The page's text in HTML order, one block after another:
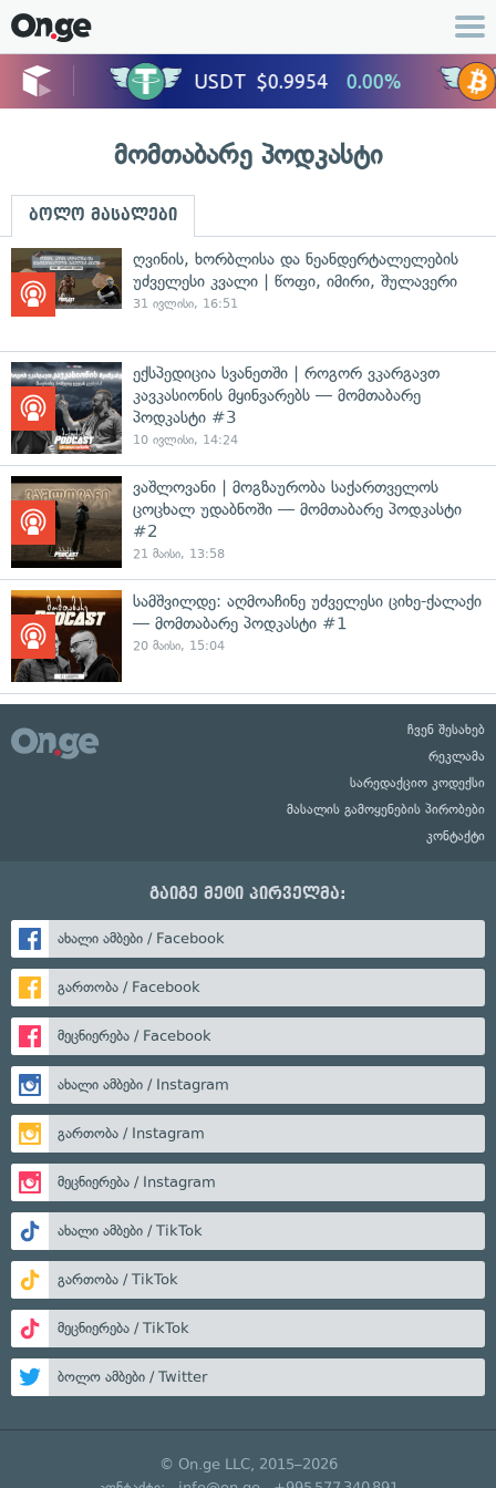
მომთაბარე პოდკასტი
ბოლო მასალები
ღვინის, ხორბლისა და ნეანდერტალელების
უძველესი კვალი | წოფი, იმირი, შულავერი
31 ივლისი, 16:51
ექსპედიცია სვანეთში | როგორ ვკარგავთ
კავკასიონის მყინვარებს — მომთაბარე
პოდკასტი #3
10 ივლისი, 14:24
ვაშლოვანი | მოგზაურობა საქართველოს
ცოცხალ უდაბნოში — მომთაბარე პოდკასტი
#2
21 მაისი, 13:58
სამშვილდე: აღმოაჩინე უძველესი ციხე-ქალაქი
— მომთაბარე პოდკასტი #1
20 მაისი, 15:04
ჩვენ შესახებ
რეკლამა
სარედაქციო კოდექსი
მასალის გამოყენების პირობები
კონტაქტი
გაიგე მეტი პირველმა:
ახალი ამბები / Facebook
გართობა / Facebook
მეცნიერება / Facebook
ახალი ამბები / Instagram
გართობა / Instagram
მეცნიერება / Instagram
ახალი ამბები / TikTok
გართობა / TikTok
მეცნიერება / TikTok
ბოლო ამბები / Twitter
© On.ge LLC, 2015–2026